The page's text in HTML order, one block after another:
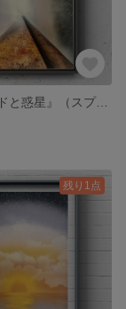
『ピラミッドと惑星』（スプレーアート）
残り1点